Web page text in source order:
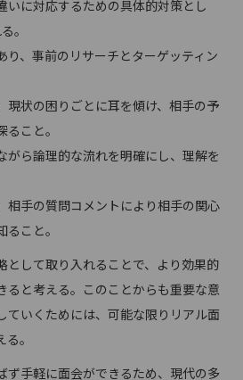
に対応するための具体的対策とし
。
、事前のリサーチとターゲッティン
状の困りごとに耳を傾け、相手の予
こと。
ら論理的な流れを明確にし、理解を
手の質問コメントにより相手の関心
こと。
して取り入れることで、より効果的
ると考える。このことからも重要な意
ていくためには、可能な限りリアル面
。
手軽に面会ができるため、現代の多